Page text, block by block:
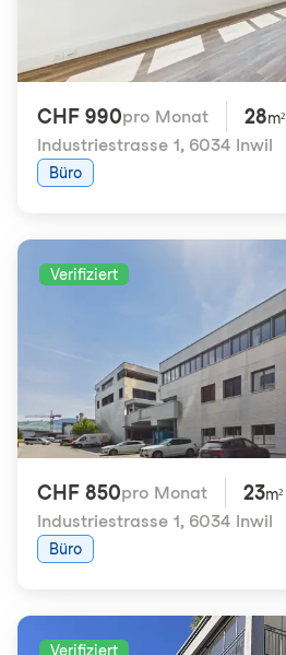
CHF 990pro Monat 28m²
Industriestrasse 1, 6034 Inwil
Büro
Verifiziert
CHF 850pro Monat 23m²
Industriestrasse 1, 6034 Inwil
Büro
Verifiziert